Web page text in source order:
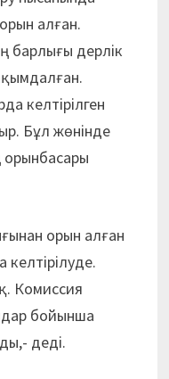
алған.
барлығы дерлік
келтірілген
Бұл жөнінде
орын алған
Комиссия
бойынша
деді.